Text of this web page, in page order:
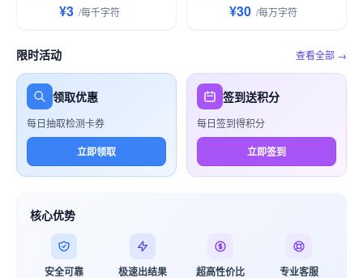
¥3 /每千字符 ¥30 /每万字符
限时活动 查看全部 →
领取优惠
每日抽取检测卡券
立即领取
签到送积分
每日签到得积分
立即签到
核心优势
安全可靠 极速出结果 超高性价比 专业客服